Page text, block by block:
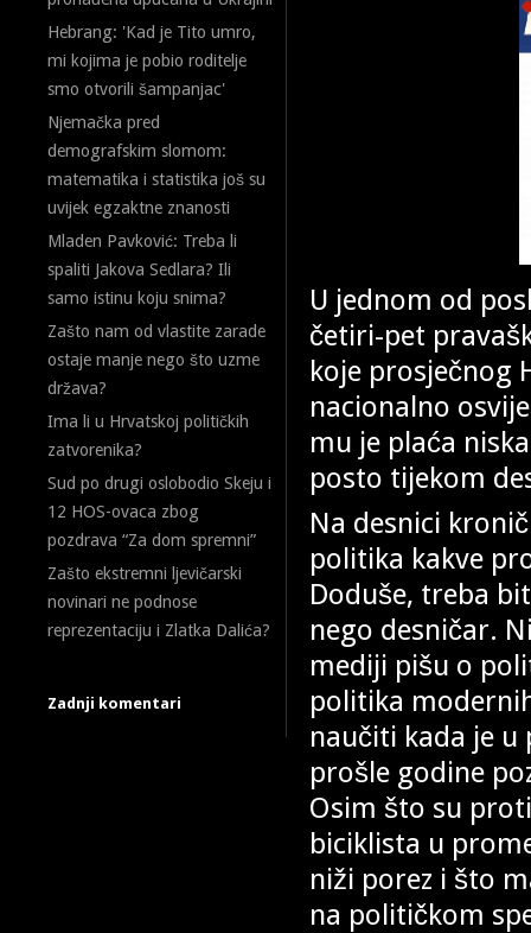
Hebrang: 'Kad je Tito umro,
mi kojima je pobio roditelje
smo otvorili šampanjac'
Njemačka pred
demografskim slomom:
matematika i statistika još su
uvijek egzaktne znanosti
Mladen Pavković: Treba li
spaliti Jakova Sedlara? Ili
samo istinu koju snima?
Zašto nam od vlastite zarade
ostaje manje nego što uzme
država?
Ima li u Hrvatskoj političkih
zatvorenika?
Sud po drugi oslobodio Skeju i
12 HOS-ovaca zbog
pozdrava “Za dom spremni”
Zašto ekstremni ljevičarski
novinari ne podnose
reprezentaciju i Zlatka Dalića?
Zadnji komentari
U jednom od
četiri-pet
koje prosječnog
nacionalno
mu je plaća
posto tijekom
Na desnici
politika kakve
Doduše, treba
nego desničar.
mediji pišu o
politika
naučiti kada je
prošle godine
Osim što su
biciklista u
niži porez i što
na političkom